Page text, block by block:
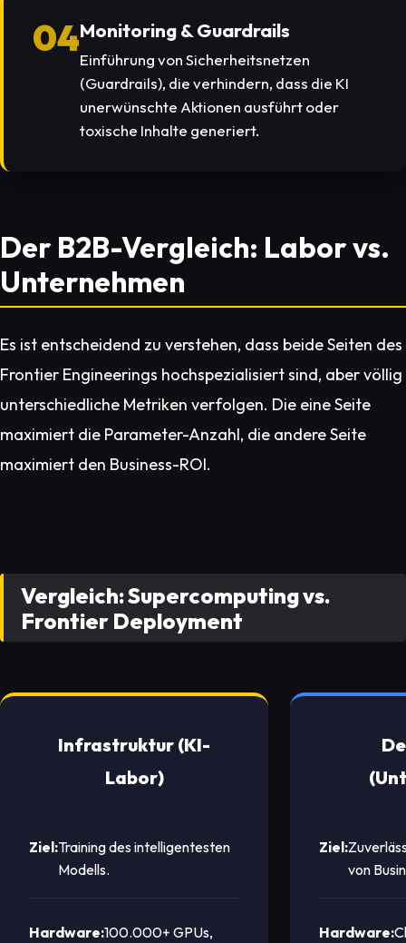
04Monitoring & Guardrails
Einführung von Sicherheitsnetzen
(Guardrails), die verhindern, dass die KI
unerwünschte Aktionen ausführt oder
toxische Inhalte generiert.
Der B2B-Vergleich: Labor vs.
Unternehmen
Es ist entscheidend zu verstehen, dass beide Seiten des
Frontier Engineerings hochspezialisiert sind, aber völlig
unterschiedliche Metriken verfolgen. Die eine Seite
maximiert die Parameter-Anzahl, die andere Seite
maximiert den Business-ROI.
Vergleich: Supercomputing vs.
Frontier Deployment
Infrastruktur (KI-
Labor)
Ziel:Training des intelligentesten
Modells.
Hardware:100.000+ GPUs,
Ziel:
von
Hardware: